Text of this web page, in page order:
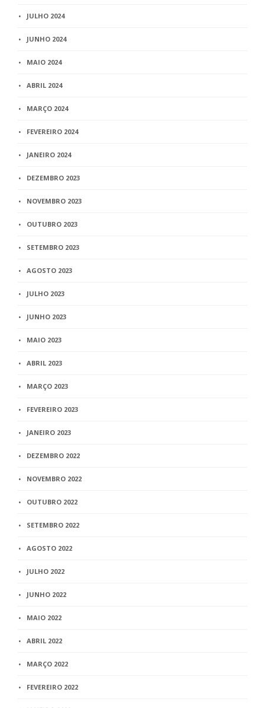
JULHO 2024
JUNHO 2024
MAIO 2024
ABRIL 2024
MARÇO 2024
FEVEREIRO 2024
JANEIRO 2024
DEZEMBRO 2023
NOVEMBRO 2023
OUTUBRO 2023
SETEMBRO 2023
AGOSTO 2023
JULHO 2023
JUNHO 2023
MAIO 2023
ABRIL 2023
MARÇO 2023
FEVEREIRO 2023
JANEIRO 2023
DEZEMBRO 2022
NOVEMBRO 2022
OUTUBRO 2022
SETEMBRO 2022
AGOSTO 2022
JULHO 2022
JUNHO 2022
MAIO 2022
ABRIL 2022
MARÇO 2022
FEVEREIRO 2022